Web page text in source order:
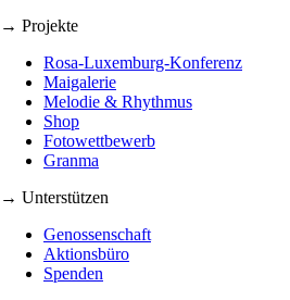
→ Projekte
Rosa-Luxemburg-Konferenz
Maigalerie
Melodie & Rhythmus
Shop
Fotowettbewerb
Granma
→ Unterstützen
Genossenschaft
Aktionsbüro
Spenden